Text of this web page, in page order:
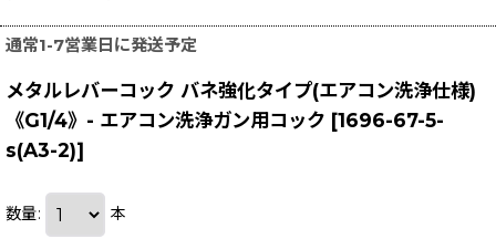
通常1-7営業日に発送予定
メタルレバーコック バネ強化タイプ(エアコン洗浄仕様)
《G1/4》- エアコン洗浄ガン用コック [1696-67-5-
s(A3-2)]
数量: 本